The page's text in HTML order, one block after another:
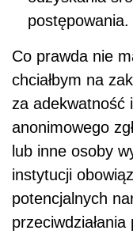
postępowania.
Co prawda nie
chciałbym na
za adekwatność
anonimowego
lub inne osoby
instytucji
potencjalnych